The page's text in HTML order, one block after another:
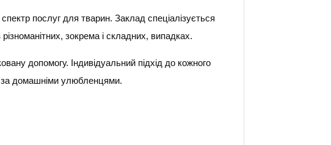
послуг для тварин. Заклад спеціалізується
зокрема і складних, випадках.
допомогу. Індивідуальний підхід до кожного
за домашніми улюбленцями.